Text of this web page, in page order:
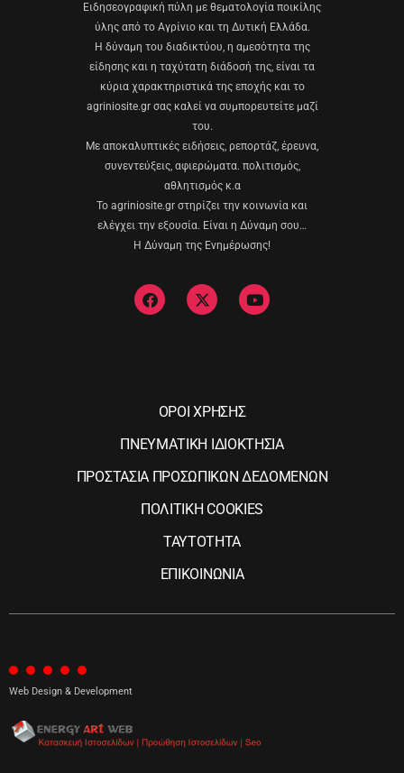
Eιδησεογραφική πύλη με θεματολογία ποικίλης
ύλης από το Αγρίνιο και τη Δυτική Ελλάδα.
Η δύναμη του διαδικτύου, η αμεσότητα της
είδησης και η ταχύτατη διάδοσή της, είναι τα
κύρια χαρακτηριστικά της εποχής και το
agriniosite.gr σας καλεί να συμπορευτείτε μαζί
του.
Με αποκαλυπτικές ειδήσεις, ρεπορτάζ, έρευνα,
συνεντεύξεις, αφιερώματα. πολιτισμός,
αθλητισμός κ.α
Το agriniosite.gr στηρίζει την κοινωνία και
ελέγχει την εξουσία. Είναι η Δύναμη σου…
Η Δύναμη της Ενημέρωσης!
ΟΡΟΙ ΧΡΗΣΗΣ
ΠΝΕΥΜΑΤΙΚΗ ΙΔΙΟΚΤΗΣΙΑ
ΠΡΟΣΤΑΣΙΑ ΠΡΟΣΩΠΙΚΩΝ ΔΕΔΟΜΕΝΩΝ
ΠΟΛΙΤΙΚΗ COOKIES
ΤΑΥΤΟΤΗΤΑ
ΕΠΙΚΟΙΝΩΝΙΑ
Web Design & Development